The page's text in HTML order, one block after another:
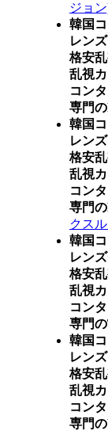
ジョ
韓国
レン
格安
乱視
コン
専門
韓国
レン
格安
乱視
コン
専門
クス
韓国
レン
格安
乱視
コン
専門
韓国
レン
格安
乱視
コン
専門